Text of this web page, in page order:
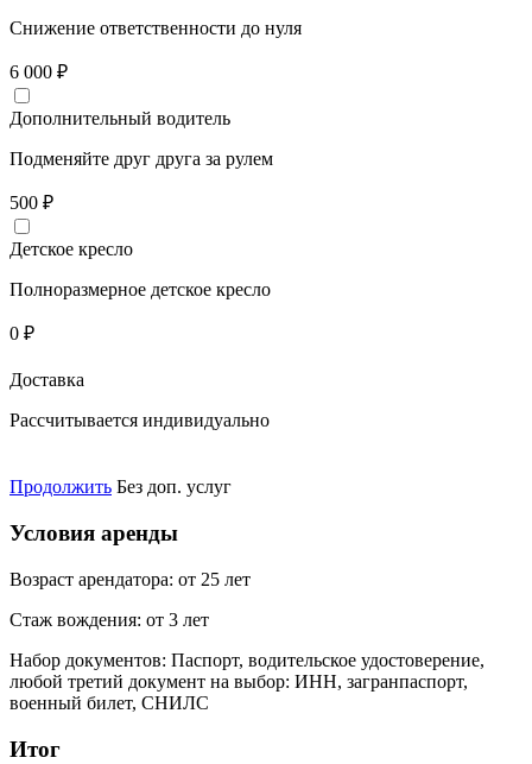
Снижение ответственности до нуля
6 000 ₽
Дополнительный водитель
Подменяйте друг друга за рулем
500 ₽
Детское кресло
Полноразмерное детское кресло
0 ₽
Доставка
Рассчитывается индивидуально
Продолжить Без доп. услуг
Условия аренды
Возраст арендатора: от 25 лет
Стаж вождения: от 3 лет
Набор документов: Паспорт, водительское удостоверение,
любой третий документ на выбор: ИНН, загранпаспорт,
военный билет, СНИЛС
Итог